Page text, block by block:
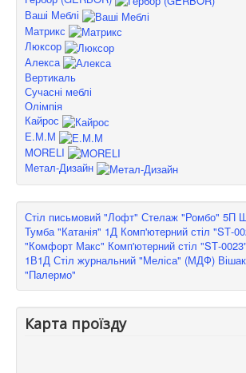
Ваші Меблі
Матрикс
Люксор
Алекса
Вертикаль
Сучасні меблі
Олімпія
Кайрос
Е.М.М
MORELI
Метал-Дизайн
Стіл письмовий "Лофт" Стелаж "Ромбо" 5П
Тумба "Катанія" 1Д Комп'ютерний стіл "SТ-
"Комфорт Макс" Комп'ютерний стіл "SТ-0023"
1В1Д Стіл журнальний "Меліса" (МДФ)
"Палермо"
Карта проїзду